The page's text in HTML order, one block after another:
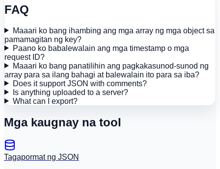
FAQ
Maaari ko bang ihambing ang mga array ng mga object sa
pamamagitan ng key?
Paano ko babalewalain ang mga timestamp o mga
request ID?
Maaari ko bang panatilihin ang pagkakasunod-sunod ng
array para sa ilang bahagi at balewalain ito para sa iba?
Does it support JSON with comments?
Is anything uploaded to a server?
What can I export?
Mga kaugnay na tool
Tagapormat ng JSON